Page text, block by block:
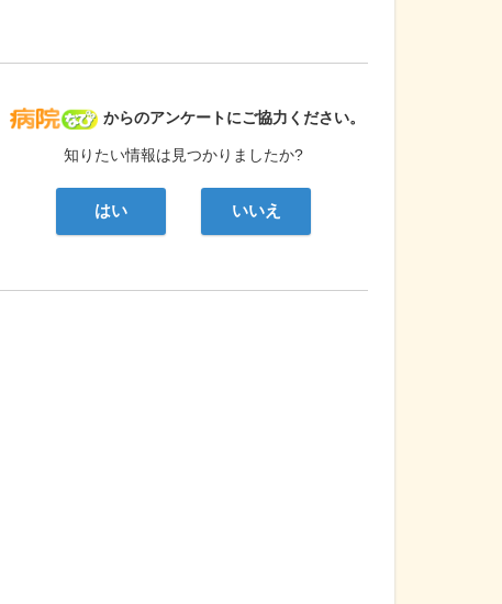
病院なび
からのアンケートにご協力ください。
知りたい情報は見つかりましたか?
はい いいえ